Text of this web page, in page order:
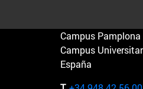
Campus Pamplona
Campus
España